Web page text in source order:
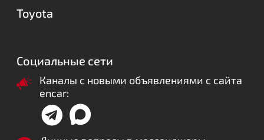
Toyota
Социальные сети
Каналы с новыми объявлениями с сайта
encar: